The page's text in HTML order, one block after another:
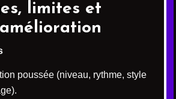
limites et
poussée (niveau, rythme, style